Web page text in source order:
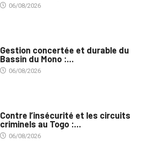
06/08/2026
Gestion concertée et durable du
Bassin du Mono :...
06/08/2026
Contre l’insécurité et les circuits
criminels au Togo :...
06/08/2026